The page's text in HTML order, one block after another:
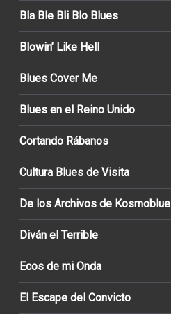
Bla Ble Bli Blo Blues
Blowin’ Like Hell
Blues Cover Me
Blues en el Reino Unido
Cortando Rábanos
Cultura Blues de Visita
De los Archivos de Kosmoblue
Diván el Terrible
Ecos de mi Onda
El Escape del Convicto